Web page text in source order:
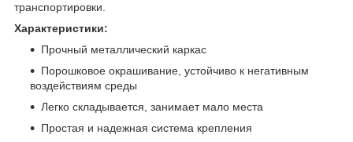
транспортировки.
Характеристики:
Прочный металлический каркас
Порошковое окрашивание, устойчиво к негативным
воздействиям среды
Легко складывается, занимает мало места
Простая и надежная система крепления